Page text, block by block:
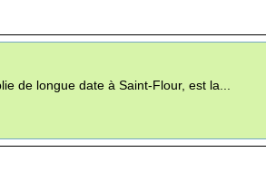
de longue date à Saint-Flour, est la...